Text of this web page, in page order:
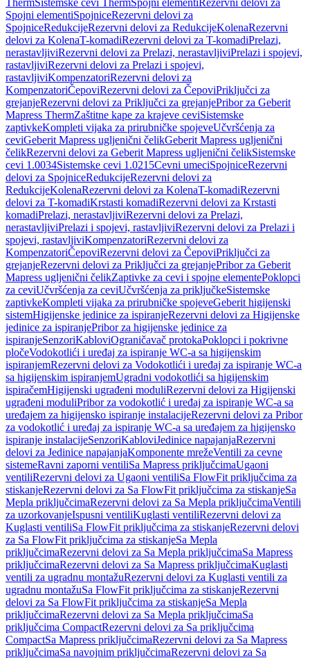
ThermSistemske cevi ThermSpojni elementi Rezervni delovi za
Spojni elementiSpojniceRezervni delovi za
SpojniceRedukcijeRezervni delovi za RedukcijeKolenaRezervni
delovi za KolenaT-komadiRezervni delovi za T-komadiPrelazi,
nerastavljiviRezervni delovi za Prelazi, nerastavljiviPrelazi i spojevi,
rastavljiviRezervni delovi za Prelazi i spojevi,
rastavljiviKompenzatoriRezervni delovi za
KompenzatoriČepoviRezervni delovi za ČepoviPriključci za
grejanjeRezervni delovi za Priključci za grejanjePribor za Geberit
Mapress ThermZaštitne kape za krajeve ceviSistemske
zaptivkeKompleti vijaka za prirubničke spojeveUčvršćenja za
ceviGeberit Mapress ugljenični čelikGeberit Mapress ugljenični
čelikRezervni delovi za Geberit Mapress ugljenični čelikSistemske
cevi 1.0034Sistemske cevi 1.0215Cevni umeciSpojniceRezervni
delovi za SpojniceRedukcijeRezervni delovi za
RedukcijeKolenaRezervni delovi za KolenaT-komadiRezervni
delovi za T-komadiKrstasti komadiRezervni delovi za Krstasti
komadiPrelazi, nerastavljiviRezervni delovi za Prelazi,
nerastavljiviPrelazi i spojevi, rastavljiviRezervni delovi za Prelazi i
spojevi, rastavljiviKompenzatoriRezervni delovi za
KompenzatoriČepoviRezervni delovi za ČepoviPriključci za
grejanjeRezervni delovi za Priključci za grejanjePribor za Geberit
Mapress ugljenični čelikZaptivke za cevi i spojne elementePoklopci
za ceviUčvršćenja za ceviUčvršćenja za priključkeSistemske
zaptivkeKompleti vijaka za prirubničke spojeveGeberit higijenski
sistemHigijenske jedinice za ispiranjeRezervni delovi za Higijenske
jedinice za ispiranjePribor za higijenske jedinice za
ispiranjeSenzoriKabloviOgraničavač protokaPoklopci i pokrivne
pločeVodokotlići i uređaj za ispiranje WC-a sa higijenskim
ispiranjemRezervni delovi za Vodokotlići i uređaj za ispiranje WC-a
sa higijenskim ispiranjemUgradni vodokotlići sa higijenskim
ispiračemHigijenski ugrađeni moduliRezervni delovi za Higijenski
ugrađeni moduliPribor za vodokotlić i uređaj za ispiranje WC-a sa
uređajem za higijensko ispiranje instalacijeRezervni delovi za Pribor
za vodokotlić i uređaj za ispiranje WC-a sa uređajem za higijensko
ispiranje instalacijeSenzoriKabloviJedinice napajanjaRezervni
delovi za Jedinice napajanjaKomponente mrežeVentili za cevne
sistemeRavni zaporni ventiliSa Mapress priključcimaUgaoni
ventiliRezervni delovi za Ugaoni ventiliSa FlowFit priključcima za
stiskanjeRezervni delovi za Sa FlowFit priključcima za stiskanjeSa
Mepla priključcimaRezervni delovi za Sa Mepla priključcimaVentili
za uzorkovanjeIspusni ventiliKuglasti ventiliRezervni delovi za
Kuglasti ventiliSa FlowFit priključcima za stiskanjeRezervni delovi
za Sa FlowFit priključcima za stiskanjeSa Mepla
priključcimaRezervni delovi za Sa Mepla priključcimaSa Mapress
priključcimaRezervni delovi za Sa Mapress priključcimaKuglasti
ventili za ugradnu montažuRezervni delovi za Kuglasti ventili za
ugradnu montažuSa FlowFit priključcima za stiskanjeRezervni
delovi za Sa FlowFit priključcima za stiskanjeSa Mepla
priključcimaRezervni delovi za Sa Mepla priključcimaSa
priključcima CompactRezervni delovi za Sa priključcima
CompactSa Mapress priključcimaRezervni delovi za Sa Mapress
priključcimaSa navojnim priključcimaRezervni delovi za Sa